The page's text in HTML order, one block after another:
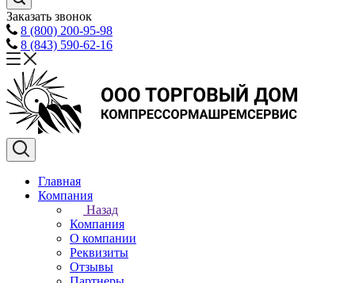
Заказать звонок
8 (800) 200-95-98
8 (843) 590-62-16
Главная
Компания
Назад
Компания
О компании
Реквизиты
Отзывы